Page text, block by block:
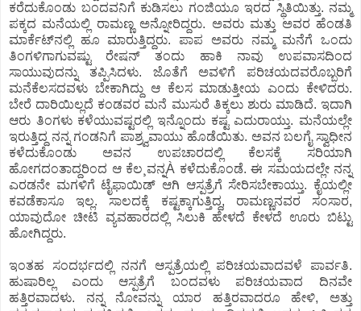
ಕರೆದುಕೊಂಡು ಬಂದವನಿಗೆ ಕುಡಿಸಲು ಗಂಜಿಯೂ ಇರದ ಸ್ಥಿತಿಯಿತ್ತು. ನಮ್ಮ
ಪಕ್ಕದ ಮನೆಯಲ್ಲಿ ರಾಮಣ್ಣ ಅನ್ನೋರಿದ್ದರು. ಅವರು ಮತ್ತು ಅವರ ಹೆಂಡತಿ
ಮಾರ್ಕೆಟ್‍ನಲ್ಲಿ ಹೂ ಮಾರುತ್ತಿದ್ದರು. ಪಾಪ ಅವರು ನಮ್ಮ ಮನೆಗೆ ಒಂದು
ತಿಂಗಳಿಗಾಗುವಷ್ಟು ರೇಷನ್ ತಂದು ಹಾಕಿ ನಾವು ಉಪವಾಸದಿಂದ
ಸಾಯುವುದನ್ನು ತಪ್ಪಿಸಿದಳು. ಜೊತೆಗೆ ಅವಳಿಗೆ ಪರಿಚಯದವರೊಬ್ಬರಿಗೆ
ಮನೆಕೆಲಸದವಳು ಬೇಕಾಗಿದ್ದು ಆ ಕೆಲಸ ಮಾಡುತ್ತೀಯ ಎಂದು ಕೇಳಿದರು.
ಬೇರೆ ದಾರಿಯಿಲ್ಲದೆ ಕಂಡವರ ಮನೆ ಮುಸುರೆ ತಿಕ್ಕಲು ಶುರು ಮಾಡಿದೆ. ಇದಾಗಿ
ಆರು ತಿಂಗಳು ಕಳೆಯುವಷ್ಟರಲ್ಲಿ ಇನ್ನೊಂದು ಕಷ್ಟ ಎದುರಾಯ್ತು. ಮನೆಯಲ್ಲೇ
ಇರುತ್ತಿದ್ದ ನನ್ನ ಗಂಡನಿಗೆ ಪಾಶ್ರ್ವವಾಯು ಹೊಡೆಯಿತು. ಅವನ ಬಲಗೈ ಸ್ವಾಧೀನ
ಕಳೆದುಕೊಂಡು ಅವನ ಉಪಚಾರದಲ್ಲಿ ಕೆಲಸಕ್ಕೆ ಸರಿಯಾಗಿ
ಹೋಗದಂತಾದ್ದರಿಂದ ಆ ಕೆಲ¸ವನ್ನÀ ಕಳೆದುಕೊಂಡೆ. ಈ ಸಮಯದಲ್ಲೇ ನನ್ನ
ಎರಡನೇ ಮಗಳಿಗೆ ಟೈಫಾಯಿಡ್ ಆಗಿ ಆಸ್ಪತ್ರೆಗೆ ಸೇರಿಸಬೇಕಾಯ್ತು. ಕೈಯಲ್ಲೀ
ಕವಡೆಕಾಸೂ ಇಲ್ಲ. ಸಾಲದಕ್ಕೆ ಕಷ್ಟಕ್ಕಾಗುತ್ತಿದ್ದ, ರಾಮಣ್ಣನವರ ಸಂಸಾರ,
ಯಾವುದೋ ಚೀಟಿ ವ್ಯವಹಾರದಲ್ಲಿ ಸಿಲುಕಿ ಹೇಳದೆ ಕೇಳದೆ ಊರು ಬಿಟ್ಟು
ಹೋಗಿದ್ದರು.
ಇಂತಹ ಸಂದರ್ಭದಲ್ಲಿ ನನಗೆ ಆಸ್ಪತ್ರೆಯಲ್ಲಿ ಪರಿಚಯವಾದವಳೆ ಪಾರ್ವತಿ.
ಹುಷಾರಿಲ್ಲ ಎಂದು ಆಸ್ಪತ್ರೆಗೆ ಬಂದವಳು ಪರಿಚಯವಾದ ದಿನವೇ
ಹತ್ತಿರವಾದಳು. ನನ್ನ ನೋವನ್ನು ಯಾರ ಹತ್ತಿರವಾದರೂ ಹೇಳಿ, ಅತ್ತು